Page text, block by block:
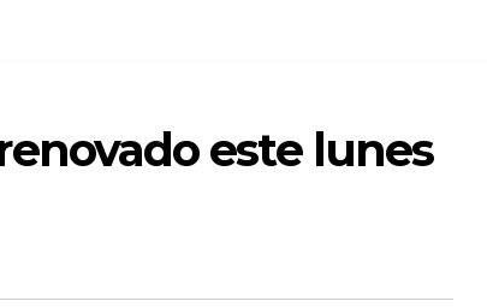
este lunes